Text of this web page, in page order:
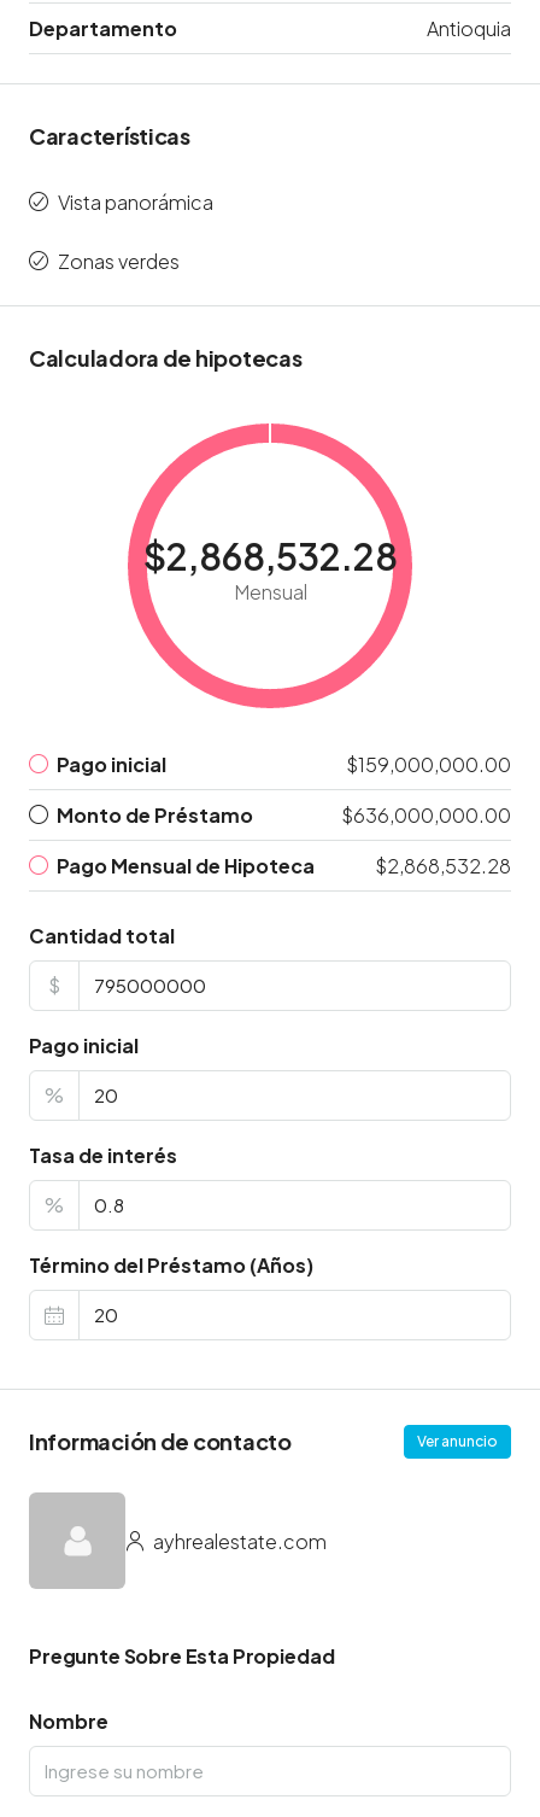
Departamento Antioquia
Características
Vista panorámica
Zonas verdes
Calculadora de hipotecas
$2,868,532.28
Mensual
Pago inicial
$159,000,000.00
Monto de Préstamo
$636,000,000.00
Pago Mensual de Hipoteca
$2,868,532.28
Cantidad total
$
Pago inicial
%
Tasa de interés
%
Término del Préstamo (Años)
Información de contacto Ver anuncio
ayhrealestate.com
Pregunte Sobre Esta Propiedad
Nombre